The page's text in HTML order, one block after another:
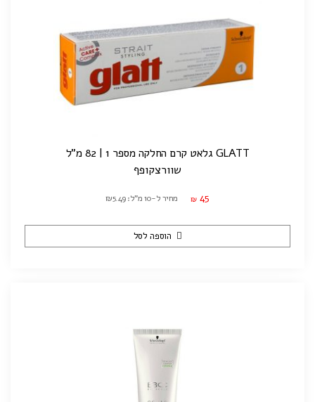
GLATT גלאט קרם החלקה מספר 1 | 82 מ"ל
שוורצקופף
₪ 45 מחיר ל-10 מ"ל: ₪5.49
הוספה לסל